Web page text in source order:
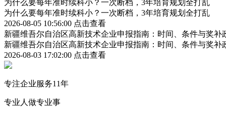
为什么要每年准时续科小？一次断档，3年培育规划全打乱
为什么要每年准时续科小？一次断档，3年培育规划全打乱
2026-08-05 10:56:00 点击查看
新疆维吾尔自治区高新技术企业申报指南：时间、条件与奖补
新疆维吾尔自治区高新技术企业申报指南：时间、条件与奖补
2026-08-03 17:02:00 点击查看
专注企业服务11年
专业人做专业事